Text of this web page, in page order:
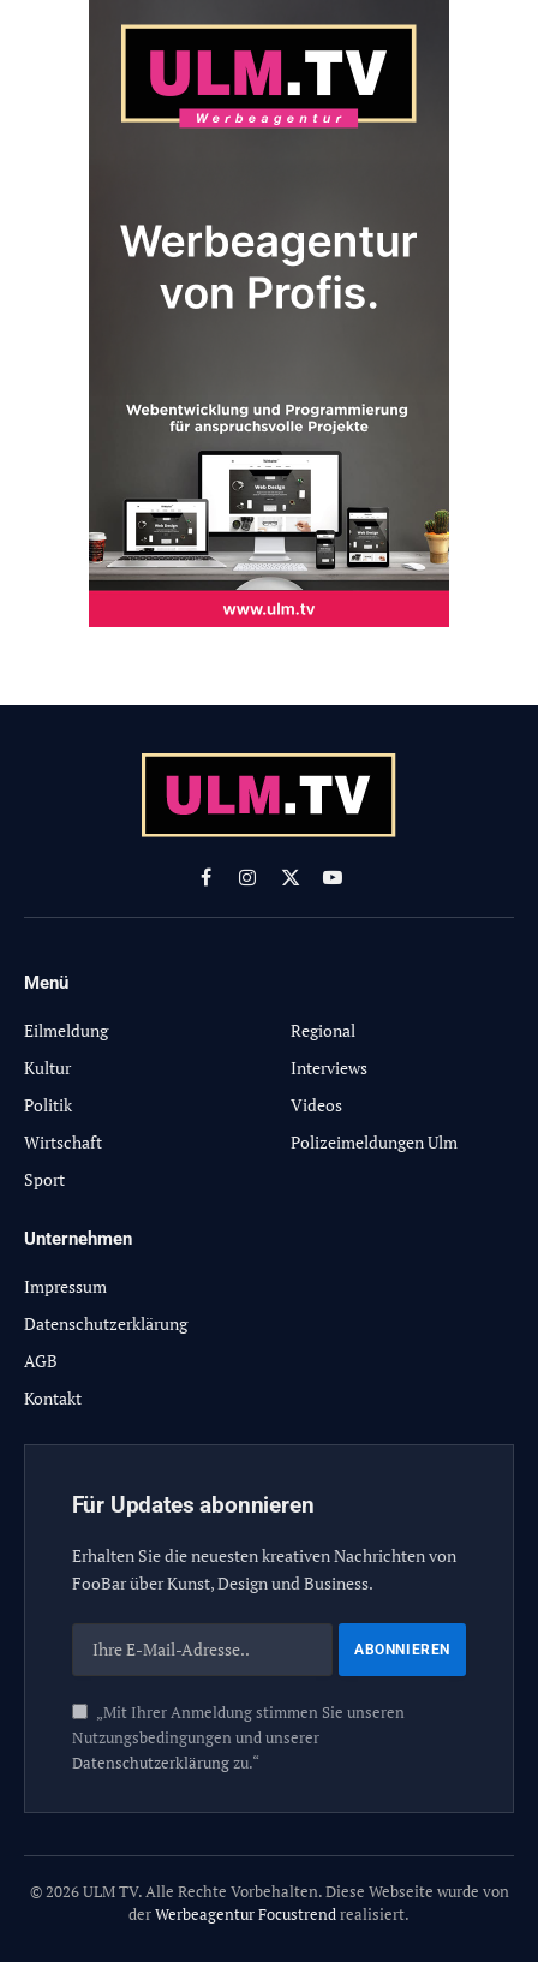
FacebookInstagram
X
(Twitter)
YouTube
Menü
Eilmeldung
Kultur
Politik
Wirtschaft
Sport
Regional
Interviews
Videos
Polizeimeldungen Ulm
Unternehmen
Impressum
Datenschutzerklärung
AGB
Kontakt
Für Updates abonnieren
Erhalten Sie die neuesten kreativen Nachrichten von
FooBar über Kunst, Design und Business.
„Mit Ihrer Anmeldung stimmen Sie unseren
Nutzungsbedingungen und unserer
Datenschutzerklärungzu.“
© 2026 ULM TV. Alle Rechte Vorbehalten. Diese Webseite wurde von
derWerbeagentur Focustrend realisiert.